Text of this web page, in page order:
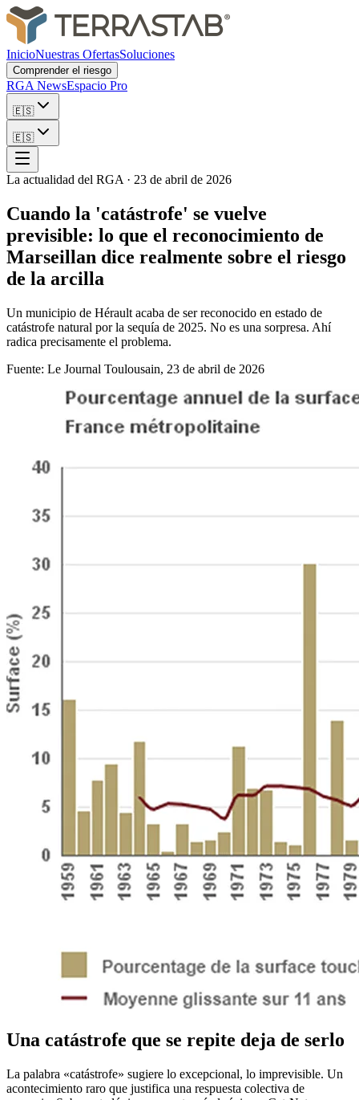
InicioNuestras OfertasSoluciones
Comprender el riesgo
RGA NewsEspacio Pro
🇪🇸
🇪🇸
La actualidad del RGA · 23 de abril de 2026
Cuando la 'catástrofe' se vuelve
previsible: lo que el reconocimiento de
Marseillan dice realmente sobre el riesgo
de la arcilla
Un municipio de Hérault acaba de ser reconocido en estado de
catástrofe natural por la sequía de 2025. No es una sorpresa. Ahí
radica precisamente el problema.
Fuente: Le Journal Toulousain, 23 de abril de 2026
Una catástrofe que se repite deja de serlo
La palabra «catástrofe» sugiere lo excepcional, lo imprevisible. Un
acontecimiento raro que justifica una respuesta colectiva de